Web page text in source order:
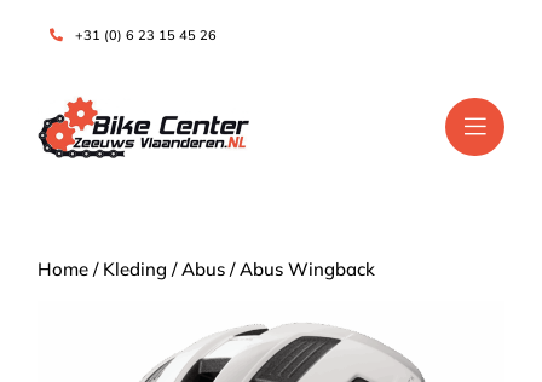
+31 (0) 6 23 15 45 26
Home / Kleding /Abus / Abus Wingback